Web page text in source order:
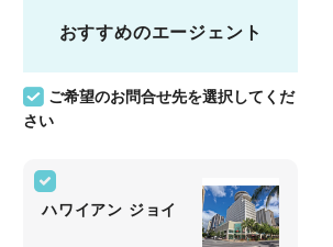
おすすめのエージェント
ご希望のお問合せ先を選択してくだ
さい
ハワイアン ジョイ